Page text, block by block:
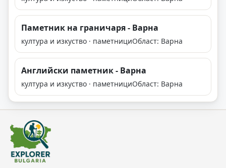
Паметник на граничаря - Варна
култура и изкуство · паметнициОбласт: Варна
Английски паметник - Варна
култура и изкуство · паметнициОбласт: Варна